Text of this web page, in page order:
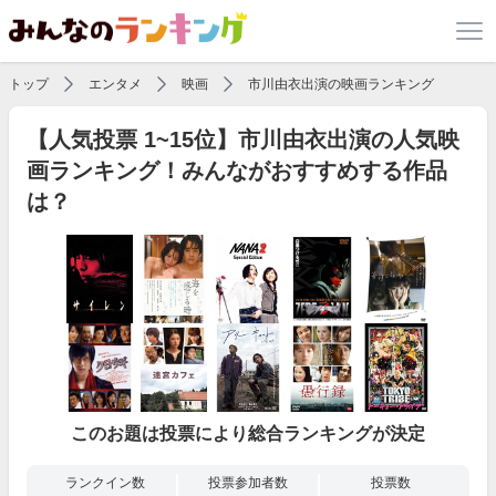
トップ エンタメ 映画 市川由衣出演の映画ランキング
【人気投票 1~15位】市川由衣出演の人気映
画ランキング！みんながおすすめする作品
は？
このお題は投票により総合ランキングが決定
ランクイン数 投票参加者数 投票数